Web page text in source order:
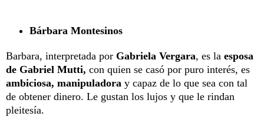
Bárbara Montesinos
Barbara, interpretada por Gabriela Vergara, es la esposa
de Gabriel Mutti, con quien se casó por puro interés, es
ambiciosa, manipuladora y capaz de lo que sea con tal
de obtener dinero. Le gustan los lujos y que le rindan
pleitesía.